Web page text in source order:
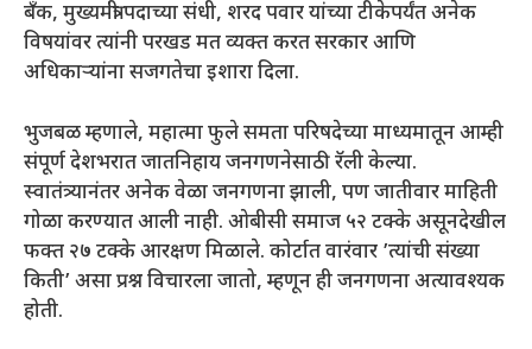
बँक, मुख्यमंत्री पदाच्या संधी, शरद पवार यांच्या टीकेपर्यंत अनेक
विषयांवर त्यांनी परखड मत व्यक्त करत सरकार आणि
अधिकार्‍यांना सजगतेचा इशारा दिला.
भुजबळ म्हणाले, महात्मा फुले समता परिषदेच्या माध्यमातून आम्ही
संपूर्ण देशभरात जातनिहाय जनगणनेसाठी रॅली केल्या.
स्वातंत्र्यानंतर अनेक वेळा जनगणना झाली, पण जातीवार माहिती
गोळा करण्यात आली नाही. ओबीसी समाज ५२ टक्के असूनदेखील
फक्त २७ टक्के आरक्षण मिळाले. कोर्टात वारंवार ’त्यांची संख्या
किती’ असा प्रश्न विचारला जातो, म्हणून ही जनगणना अत्यावश्यक
होती.